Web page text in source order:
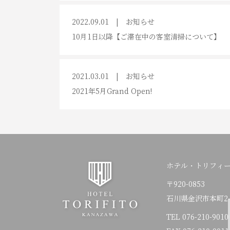
2022.09.01
お知らせ
10月1日以降【ご滞在中の客室清掃について】
2021.03.01
お知らせ
2021年5月Grand Open!
ホテル・トリフィ
〒920-0853
石川県金沢市本町
TEL 076-210-9010